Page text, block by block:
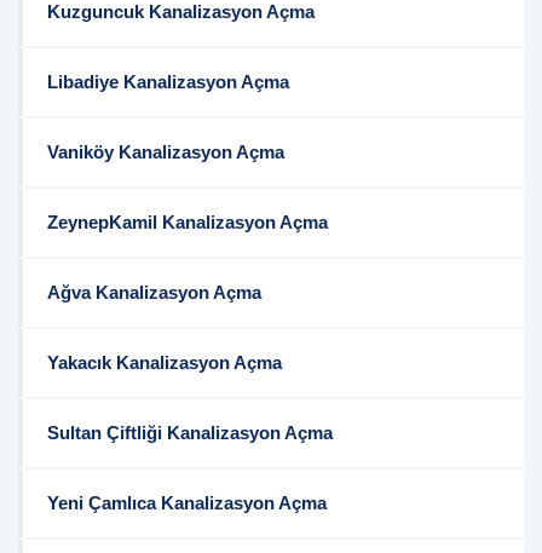
Kuzguncuk Kanalizasyon Açma
Libadiye Kanalizasyon Açma
Vaniköy Kanalizasyon Açma
ZeynepKamil Kanalizasyon Açma
Ağva Kanalizasyon Açma
Yakacık Kanalizasyon Açma
Sultan Çiftliği Kanalizasyon Açma
Yeni Çamlıca Kanalizasyon Açma